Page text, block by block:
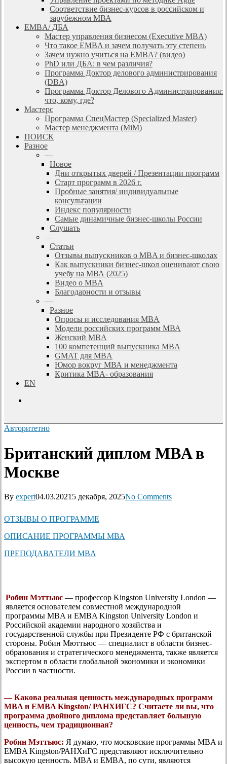
Соответствие бизнес-курсов в российском и
зарубежном МВА
EMBA/ ДБA
Мастер управления бизнесом (Executive MBA)
Что такое EMBA и зачем получать эту степень
Зачем нужно учиться на EMBA? (видео)
PhD или ДБА: в чем различия?
Программа Доктор делового администрирования
(DBА)
Программа Доктор Делового Администрирования:
что, кому, где?
Мастерс
Программа СпецМастер (Specialized Master)
Мастер менеджмента (MiM)
ПОИСК
Разное
—
Новое
Дни открытых дверей / Презентации программ
Старт программ в 2026 г.
Пробные занятия/ индивидуальные
консультации
Индекс популярности
Самые динамичные бизнес-школы России
Слушать
—
Статьи
Отзывы выпускников о MBA и бизнес-школах
Как выпускники бизнес-школ оценивают свою
учебу на МВА (2025)
Видео о MBA
Благодарности и отзывы
—
Разное
Опросы и исследования MBA
Модели российских программ МВА
Женский MBA
100 компетенций выпускника MBA
GMAT для MBA
Юмор вокруг МВА и менеджмента
Критика MBA- образования
EN
Авторитетно
Британский диплом MBA в
Москве
By expert04.03.2021 5 декабря, 2025No Comments
ОТЗЫВЫ О ПРОГРАММЕ
ОПИСАНИЕ ПРОГРАММЫ МВА
ПРЕПОДАВАТЕЛИ MBA
Робин Мэттьюс — профессор Kingston University London —
является основателем совместной международной
программы MBA и EMBA Kingston University London и
Российской академии народного хозяйства и
государственной службы при Президенте РФ с британской
стороны. Робин Мюттьюс — специалист в области бизнес-
образования и стратегического менеджмента, также является
экспертом в области глобальной экономики и экономики
России в частности.
— Какова реальная ценность международных программ
MBA и EMBA Kingston/ РАНХИГС? Считаете ли вы, что
программа двойного диплома представляет большую
ценность, чем традиционная?
Робин Мэттьюс: Я думаю, что московские программы MBA и
EMBA Kingston/РАНХиГС представляют исключительно
высокую ценность. MBA и EMBA, по сути, являются